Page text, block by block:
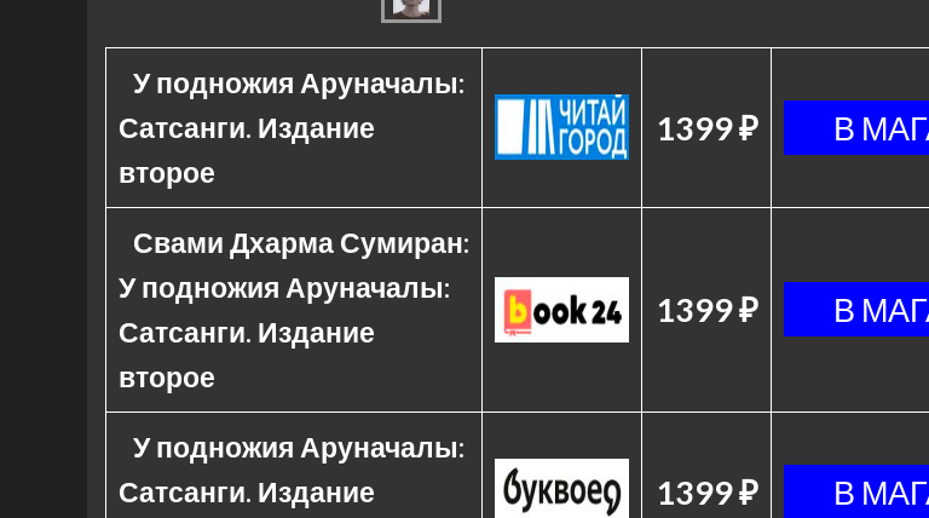
У подножия Аруначалы:
Сатсанги. Издание
второе
1399 ₽
Свами Дхарма Сумиран:
У подножия Аруначалы:
Сатсанги. Издание
второе
1399 ₽
У подножия Аруначалы:
Сатсанги. Издание
1399 ₽